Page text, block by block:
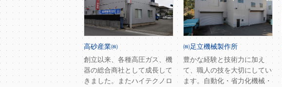
高砂産業㈱
創立以来、各種高圧ガス、機
器の総合商社として成長して
きました。またハイテクノロ
㈱足立機械製作所
豊かな経験と技術力に加え
て、職人の技を大切にしてい
ます。自動化・省力化機械・